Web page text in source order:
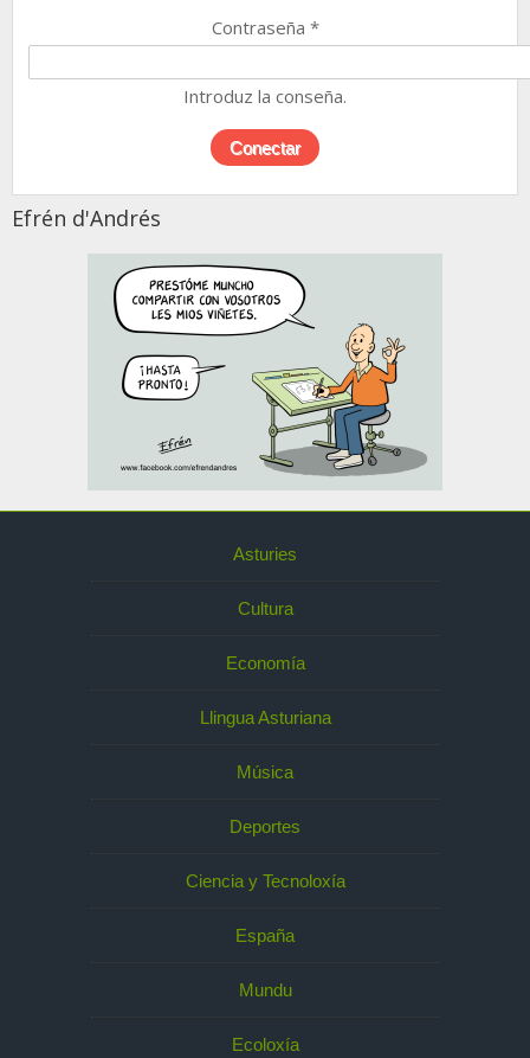
Contraseña *
Introduz la conseña.
Efrén d'Andrés
Asturies
Cultura
Economía
Llingua Asturiana
Música
Deportes
Ciencia y Tecnoloxía
España
Mundu
Ecoloxía